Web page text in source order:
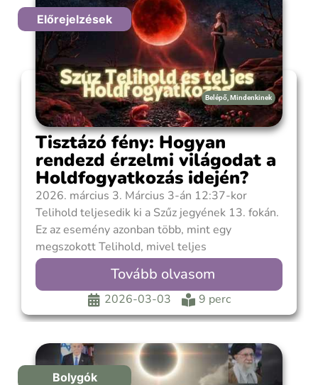
Előrejelzések
Belépő Mindenkinek
Tisztázó fény: Hogyan
rendezd érzelmi világodat a
Holdfogyatkozás idején?
2026. március 3. Március 3-án 12:37-kor
Telihold teljesedik ki a Szűz jegyének 13. fokán.
Ez az esemény azonban több, mint egy
megszokott Telihold, mivel teljes
Holdfogyatkozás kíséri, amelyet „vérholdként” is
emlegetnek. Ez a jelenség a fogyatkozási
ciklusok csúcspontja, amikor a tudatos elme
fénye (Nap) és az ösztönös érzelmi világ (Hold)
Tovább olvasom
2026-03-03 9 perc
Bolygók